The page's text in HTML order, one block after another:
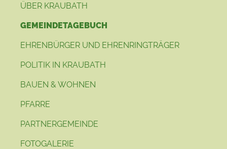
ÜBER KRAUBATH
GEMEINDETAGEBUCH
EHRENBÜRGER UND EHRENRINGTRÄGER
POLITIK IN KRAUBATH
BAUEN & WOHNEN
PFARRE
PARTNERGEMEINDE
FOTOGALERIE